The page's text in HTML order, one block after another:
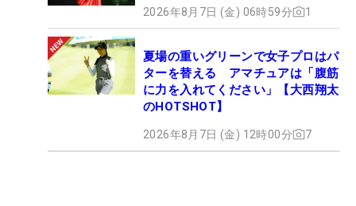
2026年8月7日 (金) 06時59分 1
夏場の重いグリーンで女子プロはパ
ターを替える アマチュアは「腹筋
に力を入れてください」【大西翔太
のHOTSHOT】
2026年8月7日 (金) 12時00分 7